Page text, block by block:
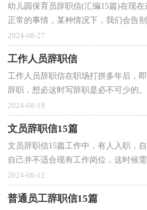
幼儿园保育员辞职信(汇编15篇)在现
正常的事情，某种情况下，我们会告
分重要了。那么辞职信有什么格式呢
2024-08-27
工作人员辞职信
工作人员辞职信在职场打拼多年后，
辞职，想必这时写辞职是必不可少的
问题吗？以下是小编为大家整理的工
2024-08-19
文员辞职信15篇
文员辞职信15篇工作中，有人入职，
自己并不适合现有工作岗位，这时候
么辞职信里该包含哪些内容呢？以下
2024-08-12
普通员工辞职信15篇